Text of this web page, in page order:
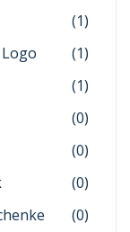
(1)
(1)
(1)
(0)
(0)
(0)
(0)